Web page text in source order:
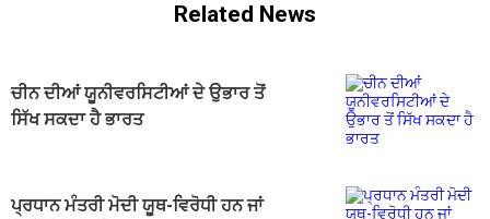
Related News
ਚੀਨ ਦੀਆਂ ਯੂਨੀਵਰਸਿਟੀਆਂ ਦੇ ਉਭਾਰ ਤੋਂ
ਸਿੱਖ ਸਕਦਾ ਹੈ ਭਾਰਤ
ਪ੍ਰਧਾਨ ਮੰਤਰੀ ਮੋਦੀ ਯੂਥ-ਵਿਰੋਧੀ ਹਨ ਜਾਂ